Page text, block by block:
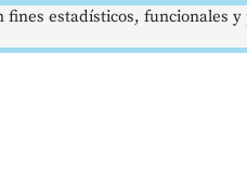
estadísticos, funcionales